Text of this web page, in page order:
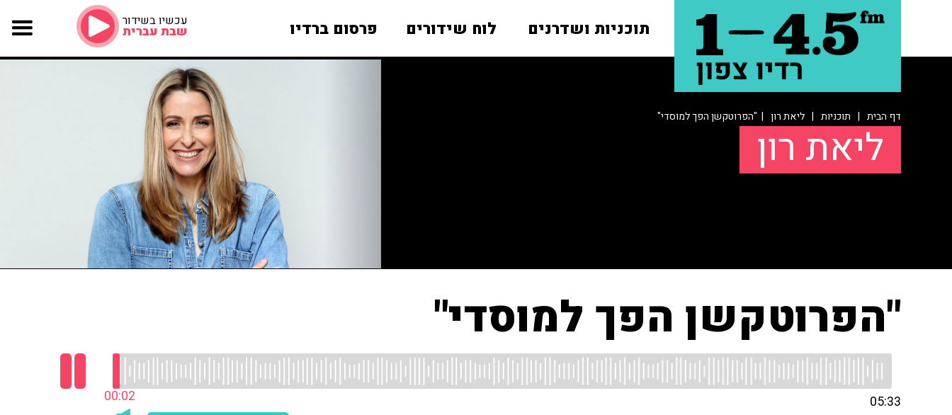
תוכניות ושדרנים לוח שידורים פרסום ברדיו עכשיו בשידור
שבת עברית
דף הבית | תוכניות | ליאת רון | "הפרוטקשן הפך למוסדי"
ליאת רון
"הפרוטקשן הפך למוסדי"
00:03 05:33